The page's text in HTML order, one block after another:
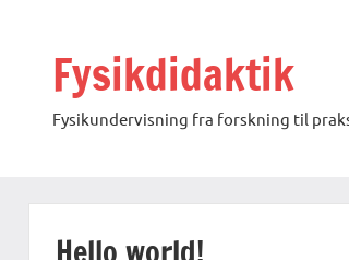
Fysikdidaktik
Fysikundervisning fra forskning til